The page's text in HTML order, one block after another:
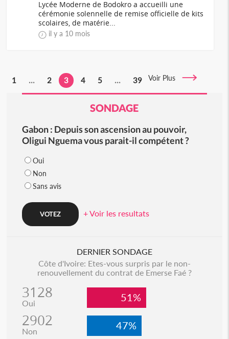
Lycée Moderne de Bodokro a accueilli une
cérémonie solennelle de remise officielle de kits
scolaires, de matérie...
il y a 10 mois
1 ... 2 3 4 5 ... 39 Voir Plus
SONDAGE
Gabon : Depuis son ascension au pouvoir,
Oligui Nguema vous parait-il compétent ?
Oui
Non
Sans avis
+ Voir les resultats
DERNIER SONDAGE
Côte d'Ivoire: Etes-vous surpris par le non-
renouvellement du contrat de Emerse Faé ?
3128
Oui 51%
2902
Non 47%